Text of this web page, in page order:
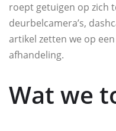
roept getuigen op zich
deurbelcamera’s,
artikel zetten we op
afhandeling.
Wat we